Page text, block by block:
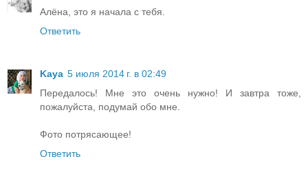
Алёна, это я начала с тебя.
Ответить
Kaya 5 июля 2014 г. в 02:49
Передалось! Мне это очень нужно! И завтра тоже,
пожалуйста, подумай обо мне.
Фото потрясающее!
Ответить